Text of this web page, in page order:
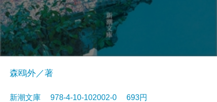
森鴎外／著
新潮文庫 978-4-10-102002-0 693円